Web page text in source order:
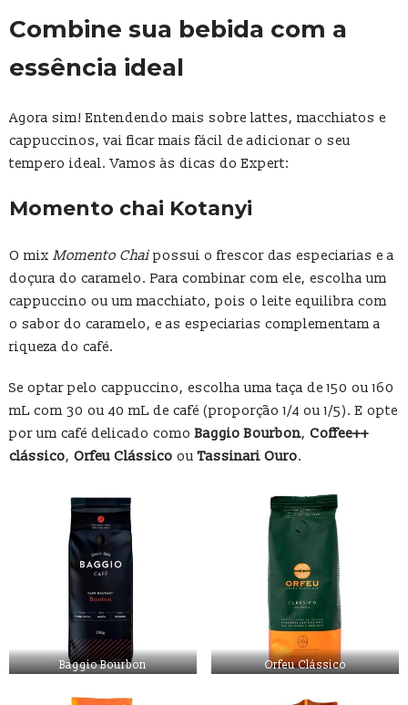
Combine sua bebida com a
essência ideal
Agora sim! Entendendo mais sobre lattes, macchiatos e
cappuccinos, vai ficar mais fácil de adicionar o seu
tempero ideal. Vamos às dicas do Expert:
Momento chai Kotanyi
O mix Momento Chai possui o frescor das especiarias e a
doçura do caramelo. Para combinar com ele, escolha um
cappuccino ou um macchiato, pois o leite equilibra com
o sabor do caramelo, e as especiarias complementam a
riqueza do café.
Se optar pelo cappuccino, escolha uma taça de 150 ou 160
mL com 30 ou 40 mL de café (proporção 1/4 ou 1/5). E opte
por um café delicado comoBaggio Bourbon, Coffee++
clássico, Orfeu Clássico ouTassinari Ouro.
Baggio Bourbon Orfeu Clássico